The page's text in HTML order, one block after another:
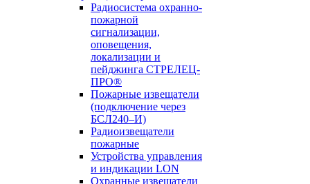
Радиосистема охранно-
пожарной
сигнализации,
оповещения,
локализации и
пейджинга СТРЕЛЕЦ-
ПРО®
Пожарные извещатели
(подключение через
БСЛ240–И)
Радиоизвещатели
пожарные
Устройства управления
и индикации LON
Охранные извещатели